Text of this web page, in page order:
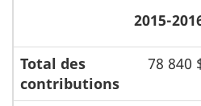
2015-
Total des
contributions
78 840